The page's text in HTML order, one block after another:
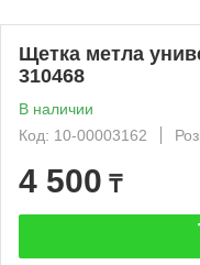
Щетка метла
310468
В наличии
Код: 10-00003162
4 500 ₸